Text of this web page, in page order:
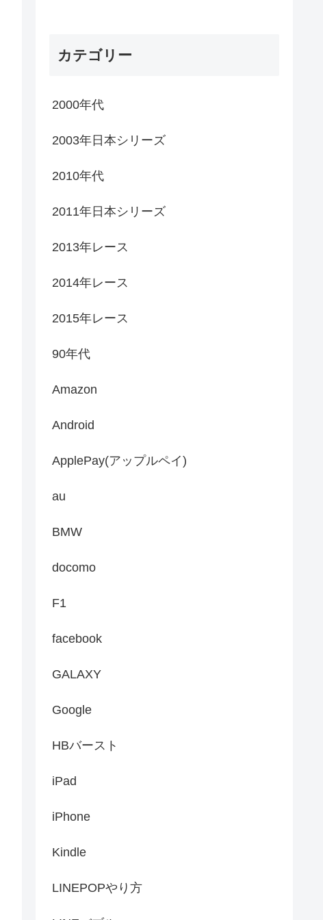
カテゴリー
2000年代
2003年日本シリーズ
2010年代
2011年日本シリーズ
2013年レース
2014年レース
2015年レース
90年代
Amazon
Android
ApplePay(アップルペイ)
au
BMW
docomo
F1
facebook
GALAXY
Google
HBバースト
iPad
iPhone
Kindle
LINEPOPやり方